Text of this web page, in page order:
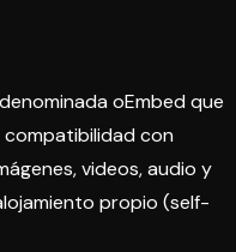
oEmbed que
con
videos, audio y
propio (self-